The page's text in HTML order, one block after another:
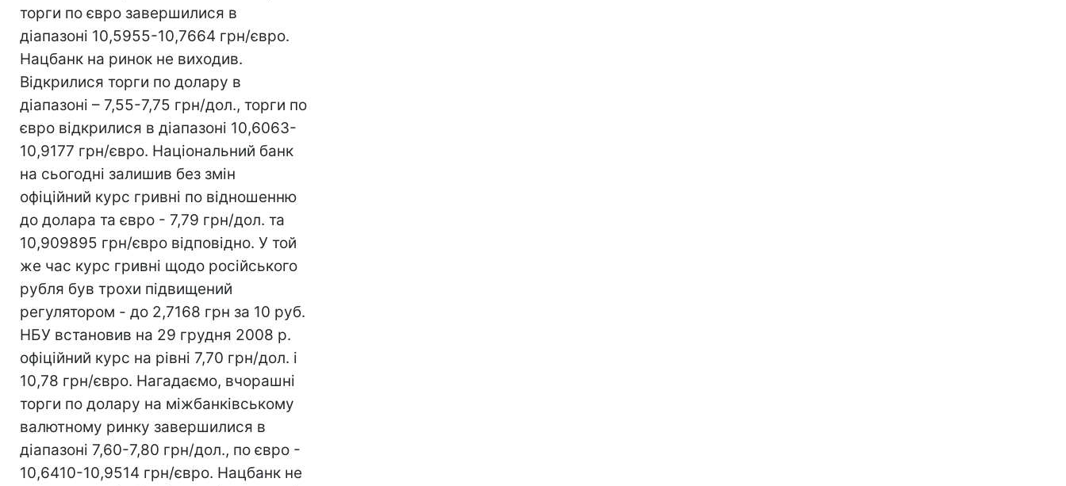
торги по євро завершилися в
діапазоні 10,5955-10,7664 грн/євро.
Нацбанк на ринок не виходив.
Відкрилися торги по долару в
діапазоні – 7,55-7,75 грн/дол., торги по
євро відкрилися в діапазоні 10,6063-
10,9177 грн/євро. Національний банк
на сьогодні залишив без змін
офіційний курс гривні по відношенню
до долара та євро - 7,79 грн/дол. та
10,909895 грн/євро відповідно. У той
же час курс гривні щодо російського
рубля був трохи підвищений
регулятором - до 2,7168 грн за 10 руб.
НБУ встановив на 29 грудня 2008 р.
офіційний курс на рівні 7,70 грн/дол. і
10,78 грн/євро. Нагадаємо, вчорашні
торги по долару на міжбанківському
валютному ринку завершилися в
діапазоні 7,60-7,80 грн/дол., по євро -
10,6410-10,9514 грн/євро. Нацбанк не